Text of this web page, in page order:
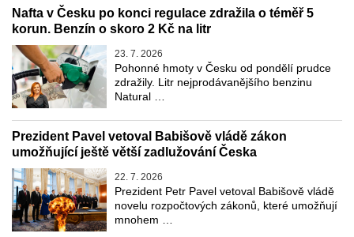
Nafta v Česku po konci regulace zdražila o téměř 5
korun. Benzín o skoro 2 Kč na litr
23. 7. 2026
Pohonné hmoty v Česku od pondělí prudce
zdražily. Litr nejprodávanějšího benzinu
Natural …
Prezident Pavel vetoval Babišově vládě zákon
umožňující ještě větší zadlužování Česka
22. 7. 2026
Prezident Petr Pavel vetoval Babišově vládě
novelu rozpočtových zákonů, které umožňují
mnohem …